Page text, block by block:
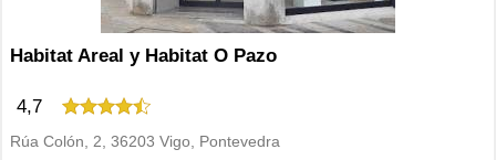
Habitat Areal y Habitat O Pazo
4,7
Rúa Colón, 2, 36203 Vigo, Pontevedra